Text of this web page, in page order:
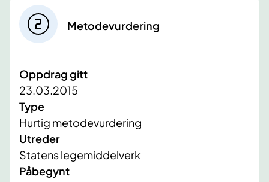
Metodevurdering
Oppdrag gitt
23.03.2015
Type
Hurtig metodevurdering
Utreder
Statens legemiddelverk
Påbegynt